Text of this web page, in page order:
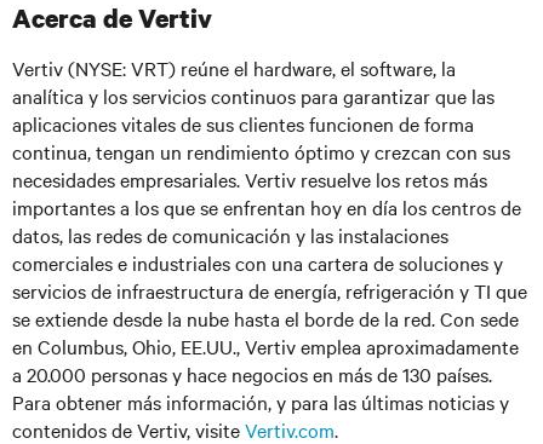
Acerca de Vertiv
Vertiv (NYSE: VRT) reúne el hardware, el software, la
analítica y los servicios continuos para garantizar que las
aplicaciones vitales de sus clientes funcionen de forma
continua, tengan un rendimiento óptimo y crezcan con sus
necesidades empresariales. Vertiv resuelve los retos más
importantes a los que se enfrentan hoy en día los centros de
datos, las redes de comunicación y las instalaciones
comerciales e industriales con una cartera de soluciones y
servicios de infraestructura de energía, refrigeración y TI que
se extiende desde la nube hasta el borde de la red. Con sede
en Columbus, Ohio, EE.UU., Vertiv emplea aproximadamente
a 20.000 personas y hace negocios en más de 130 países.
Para obtener más información, y para las últimas noticias y
contenidos de Vertiv, visiteVertiv.com.